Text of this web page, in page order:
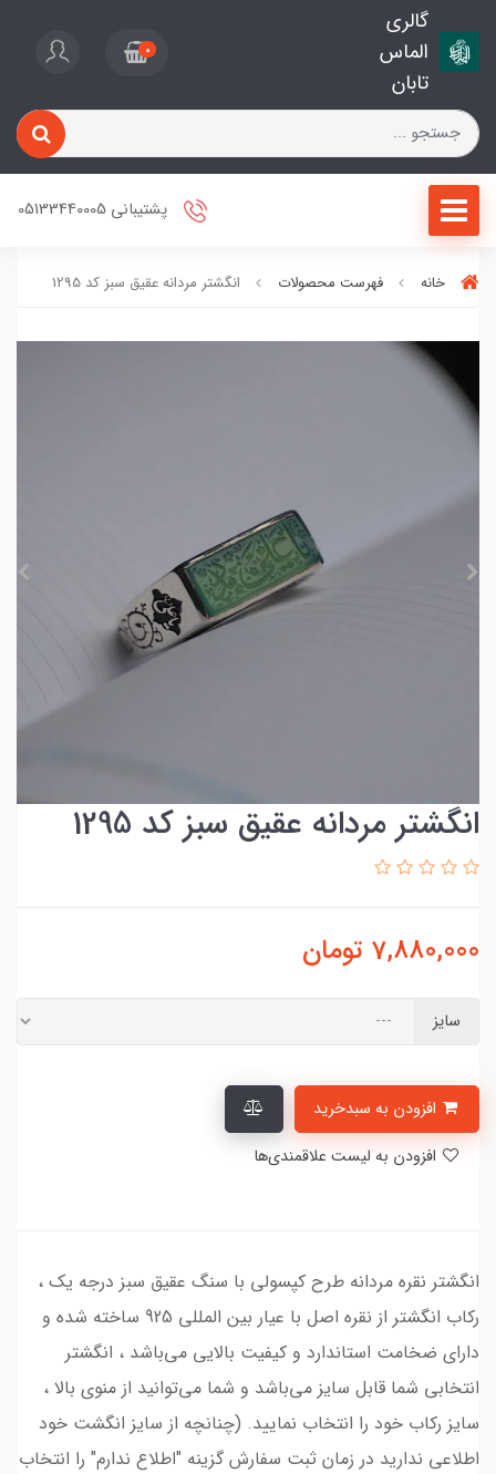
گالری
الماس
تابان
0
پشتیبانی 05133440005
خانه فهرست محصولات انگشتر مردانه عقیق سبز کد 1295
انگشتر مردانه عقیق سبز کد 1295
7,880,000 تومان
سایز
انگشتر نقره مردانه طرح کپسولی با سنگ عقیق سبز درجه یک ،
رکاب انگشتر از نقره اصل با عیار بین المللی 925 ساخته شده و
دارای ضخامت استاندارد و کیفیت بالایی می‌باشد ، انگشتر
انتخابی شما قابل سایز می‌باشد و شما می‌توانید از منوی بالا ،
سایز رکاب خود را انتخاب نمایید. (چنانچه از سایز انگشت خود
اطلاعی ندارید در زمان ثبت سفارش گزینه "اطلاع ندارم" را انتخاب